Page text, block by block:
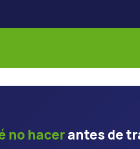
no hacerantes de